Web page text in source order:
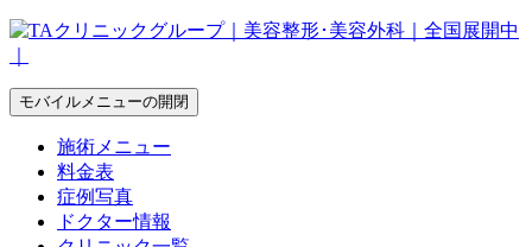
モバイルメニューの開閉
施術メニュー
料金表
症例写真
ドクター情報